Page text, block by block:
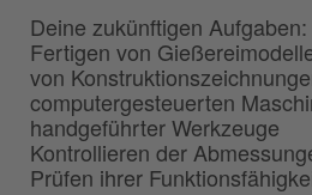
Deine zukünftigen Aufgaben:
Fertigen von
von
computergesteuerten
handgeführter Werkzeuge
Kontrollieren der
Prüfen ihrer